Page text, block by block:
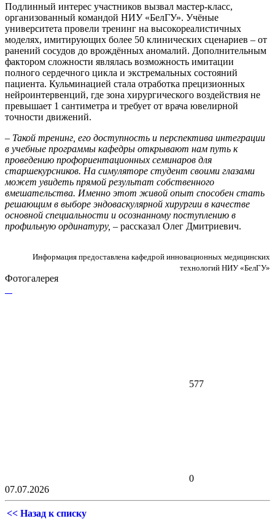
Подлинный интерес участников вызвал мастер-класс,
организованный командой НИУ «БелГУ». Учёные
университета провели тренинг на высокореалистичных
моделях, имитирующих более 50 клинических сценариев – от
ранений сосудов до врождённых аномалий. Дополнительным
фактором сложности являлась возможность имитации
полного сердечного цикла и экстремальных состояний
пациента. Кульминацией стала отработка прецизионных
нейроинтервенций, где зона хирургического воздействия не
превышает 1 сантиметра и требует от врача ювелирной
точности движений.
– Такой тренинг, его доступность и перспектива интеграции
в учебные программы кафедры открывают нам путь к
проведению профориентационных семинаров для
старшекурсников. На симуляторе студент своими глазами
может увидеть прямой результат собственного
вмешательства. Именно этот живой опыт способен стать
решающим в выборе эндоваскулярной хирургии в качестве
основной специальности и осознанному поступлению в
профильную ординатуру, – рассказал Олег Дмитриевич.
Информация предоставлена кафедрой инновационных медицинских
технологий НИУ «БелГУ»
Фотогалерея
577
0
07.07.2026
<< Назад к списку